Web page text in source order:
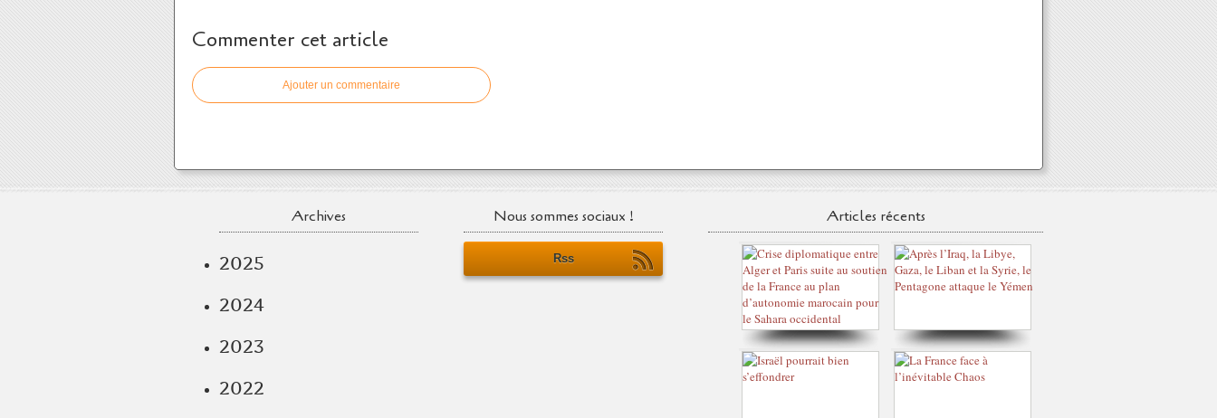
Commenter cet article
Ajouter un commentaire
Archives
2025
2024
2023
2022
Nous sommes sociaux !
Rss
Articles récents